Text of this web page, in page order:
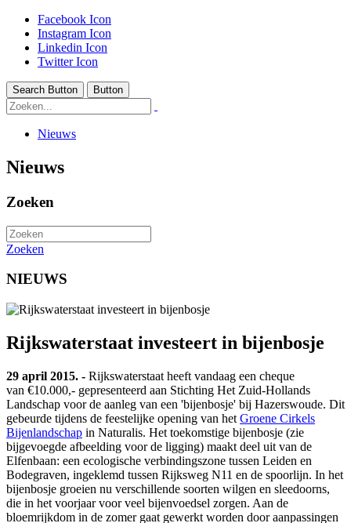
Facebook Icon
Instagram Icon
Linkedin Icon
Twitter Icon
Search Button Button
Nieuws
Nieuws
Zoeken
Zoeken
NIEUWS
Rijkswaterstaat investeert in bijenbosje
29 april 2015. - Rijkswaterstaat heeft vandaag een cheque
van €10.000,- gepresenteerd aan Stichting Het Zuid-Hollands
Landschap voor de aanleg van een 'bijenbosje' bij Hazerswoude. Dit
gebeurde tijdens de feestelijke opening van het Groene Cirkels
Bijenlandschap in Naturalis. Het toekomstige bijenbosje (zie
bijgevoegde afbeelding voor de ligging) maakt deel uit van de
Elfenbaan: een ecologische verbindingszone tussen Leiden en
Bodegraven, ingeklemd tussen Rijksweg N11 en de spoorlijn. In het
bijenbosje groeien nu verschillende soorten wilgen en sleedoorns,
die in het voorjaar voor veel bijenvoedsel zorgen. Aan de
bloemrijkdom in de zomer gaat gewerkt worden door aanpassingen